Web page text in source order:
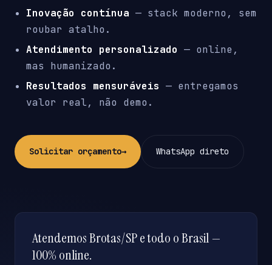
Inovação contínua — stack moderno, sem
roubar atalho.
Atendimento personalizado — online,
mas humanizado.
Resultados mensuráveis — entregamos
valor real, não demo.
Solicitar orçamento→ WhatsApp direto
Atendemos Brotas/SP e todo o Brasil —
100% online.